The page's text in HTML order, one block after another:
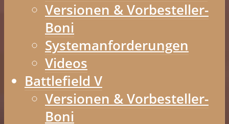
Versionen & Vorbesteller-
Boni
Systemanforderungen
Videos
Battlefield V
Versionen & Vorbesteller-
Boni